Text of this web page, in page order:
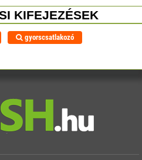
KIFEJEZÉSEK
gyorscsatlakozó